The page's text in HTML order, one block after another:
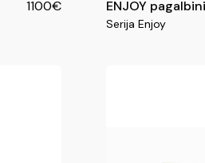
1100€ ENJOY
Serija Enjoy